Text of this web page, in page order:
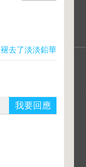
褪去了淡淡鉛華
我要回應